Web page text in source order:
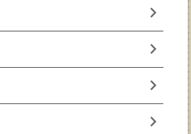
chevron_right
chevron_right
chevron_right
chevron_right